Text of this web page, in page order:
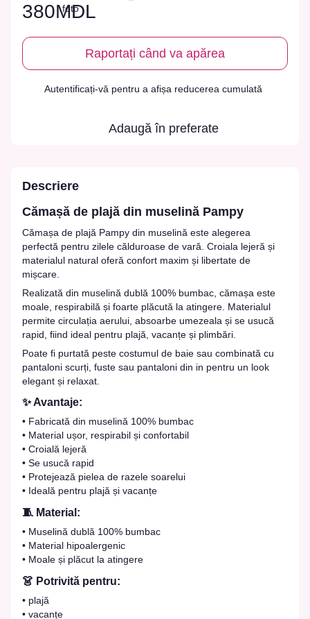
380MDL
Raportați când va apărea
Autentificați-vă pentru a afișa reducerea cumulată
Adaugă în preferate
Descriere
Cămașă de plajă din muselină Pampy
Cămașa de plajă Pampy din muselină este alegerea
perfectă pentru zilele călduroase de vară. Croiala lejeră și
materialul natural oferă confort maxim și libertate de
mișcare.
Realizată din muselină dublă 100% bumbac, cămașa este
moale, respirabilă și foarte plăcută la atingere. Materialul
permite circulația aerului, absoarbe umezeala și se usucă
rapid, fiind ideal pentru plajă, vacanțe și plimbări.
Poate fi purtată peste costumul de baie sau combinată cu
pantaloni scurți, fuste sau pantaloni din in pentru un look
elegant și relaxat.
✨ Avantaje:
• Fabricată din muselină 100% bumbac
• Material ușor, respirabil și confortabil
• Croială lejeră
• Se usucă rapid
• Protejează pielea de razele soarelui
• Ideală pentru plajă și vacanțe
🧵 Material:
• Muselină dublă 100% bumbac
• Material hipoalergenic
• Moale și plăcut la atingere
👗 Potrivită pentru:
• plajă
• vacanțe